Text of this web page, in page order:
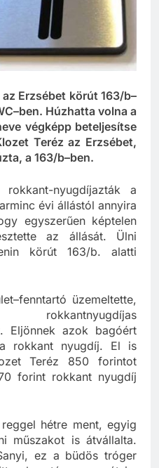
Erzsébet körút 163/b–
Húzhatta volna a
végképp beteljesítse
Teréz az Erzsébet,
nyugdíjazták a
évi állástól annyira
egyszerűen képtelen
az állását. Ülni
körút 163/b. alatti
üzemeltette,
Eljönnek azok bagóért
rokkant nyugdíj. El is
Teréz 850 forintot
forint rokkant nyugdíj
hétre ment, egyig
műszakot is átvállalta.